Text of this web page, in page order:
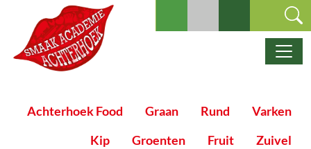
Ga naar de inhoud
Hoofdnavigatie
Achterhoek Food Graan Rund
Varken
Kip
Groenten Fruit Zuivel